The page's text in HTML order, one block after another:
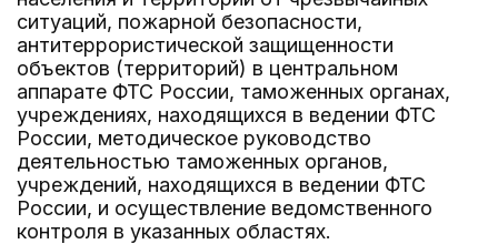
ситуаций, пожарной безопасности,
антитеррористической защищенности
объектов (территорий) в центральном
аппарате ФТС России, таможенных органах,
учреждениях, находящихся в ведении ФТС
России, методическое руководство
деятельностью таможенных органов,
учреждений, находящихся в ведении ФТС
России, и осуществление ведомственного
контроля в указанных областях.